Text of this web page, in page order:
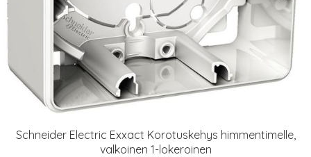
Schneider Electric Exxact Korotuskehys himmentimelle,
valkoinen 1-lokeroinen